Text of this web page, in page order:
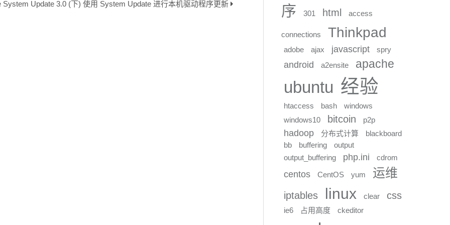
System Update 3.0 (下) 使用 System Update 进行本机驱动程序更新
序
301 html access
connections Thinkpad
adobe ajax javascript spry
android a2ensite apache
ubuntu 经验
htaccess bash
windows
windows10
bitcoin p2p
hadoop 分布式计算
blackboard
bb
buffering
output
output_buffering
php.ini cdrom
centos CentOS yum 运维
iptables linux clear css
ie6 占用高度 ckeditor